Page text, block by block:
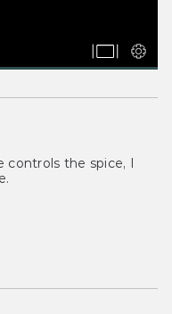
controls the spice, I